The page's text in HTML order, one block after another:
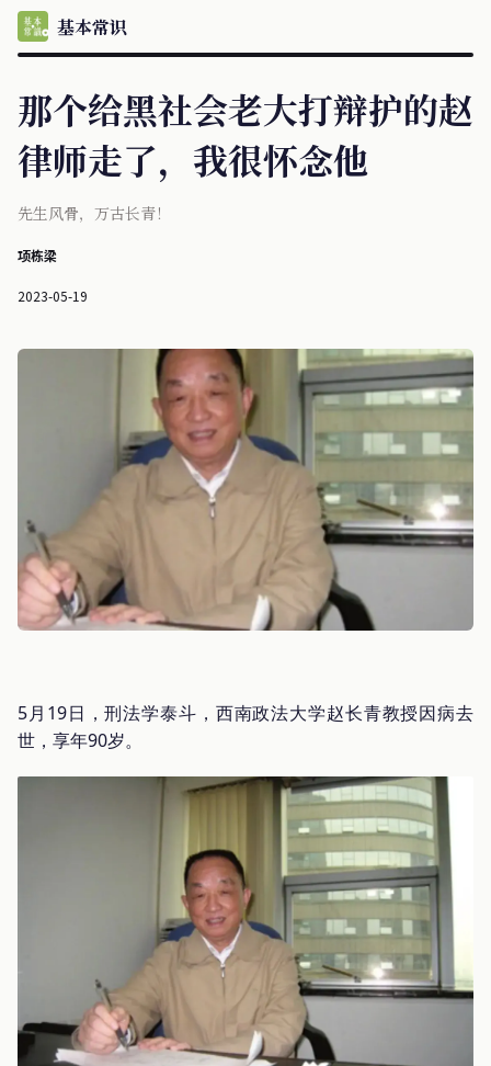
基本常识
那个给黑社会老大打辩护的赵
律师走了，我很怀念他
先生风骨，万古长青！
项栋梁
2023-05-19
5月19日，刑法学泰斗，西南政法大学赵长青教授因病去
世，享年90岁。